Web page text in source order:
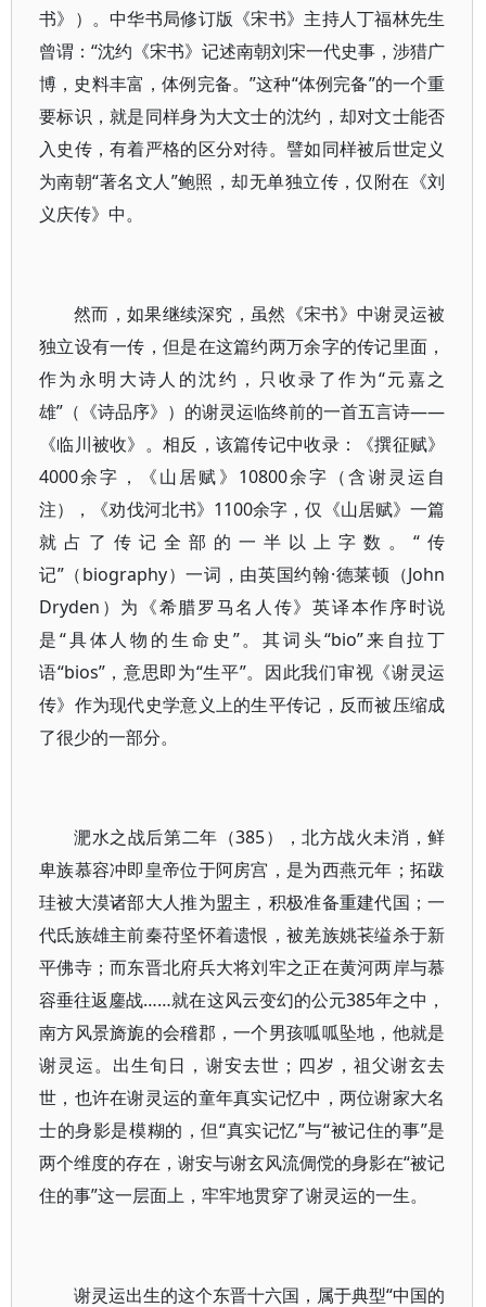
书》）。中华书局修订版《宋书》主持人丁福林先生
曾谓：“沈约《宋书》记述南朝刘宋一代史事，涉猎广
博，史料丰富，体例完备。”这种“体例完备”的一个重
要标识，就是同样身为大文士的沈约，却对文士能否
入史传，有着严格的区分对待。譬如同样被后世定义
为南朝“著名文人”鲍照，却无单独立传，仅附在《刘
义庆传》中。
然而，如果继续深究，虽然《宋书》中谢灵运被
独立设有一传，但是在这篇约两万余字的传记里面，
作为永明大诗人的沈约，只收录了作为“元嘉之
雄”（《诗品序》）的谢灵运临终前的一首五言诗——
《临川被收》。相反，该篇传记中收录：《撰征赋》
4000余字，《山居赋》10800余字（含谢灵运自
注），《劝伐河北书》1100余字，仅《山居赋》一篇
就占了传记全部的一半以上字数。“传
记”（biography）一词，由英国约翰·德莱顿（John
Dryden）为《希腊罗马名人传》英译本作序时说
是“具体人物的生命史”。其词头“bio”来自拉丁
语“bios”，意思即为“生平”。因此我们审视《谢灵运
传》作为现代史学意义上的生平传记，反而被压缩成
了很少的一部分。
淝水之战后第二年（385），北方战火未消，鲜
卑族慕容冲即皇帝位于阿房宫，是为西燕元年；拓跋
珪被大漠诸部大人推为盟主，积极准备重建代国；一
代氐族雄主前秦苻坚怀着遗恨，被羌族姚苌缢杀于新
平佛寺；而东晋北府兵大将刘牢之正在黄河两岸与慕
容垂往返鏖战……就在这风云变幻的公元385年之中，
南方风景旖旎的会稽郡，一个男孩呱呱坠地，他就是
谢灵运。出生旬日，谢安去世；四岁，祖父谢玄去
世，也许在谢灵运的童年真实记忆中，两位谢家大名
士的身影是模糊的，但“真实记忆”与“被记住的事”是
两个维度的存在，谢安与谢玄风流倜傥的身影在“被记
住的事”这一层面上，牢牢地贯穿了谢灵运的一生。
谢灵运出生的这个东晋十六国，属于典型“中国的